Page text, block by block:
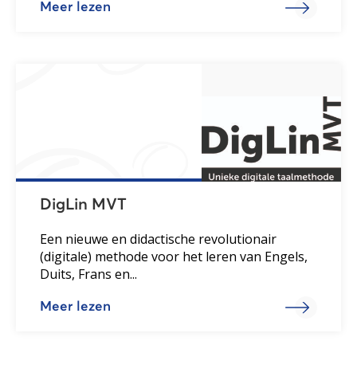
Meer lezen
DigLin MVT
Een nieuwe en didactische revolutionair
(digitale) methode voor het leren van Engels,
Duits, Frans en...
Meer lezen